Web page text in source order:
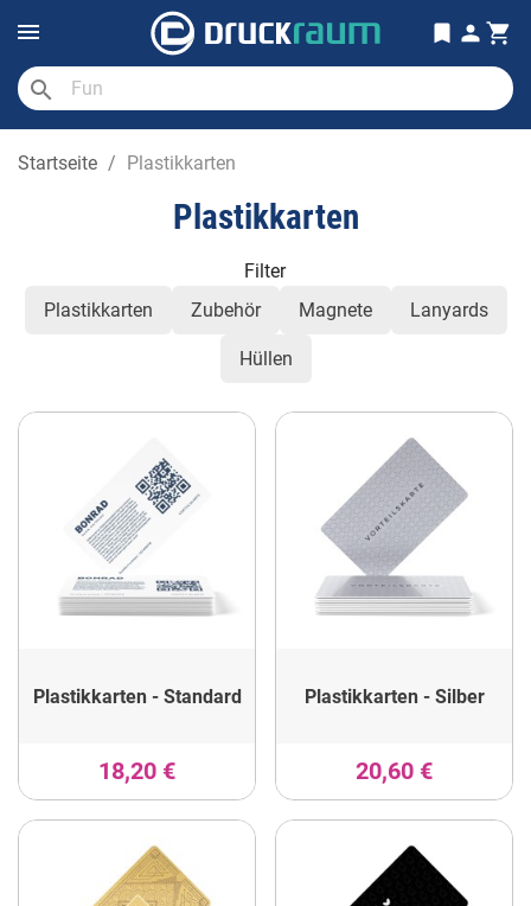
search
Startseite Plastikkarten
Plastikkarten
Filter
Plastikkarten
Zubehör Magnete Lanyards
Hüllen
Plastikkarten - Standard
18,20 €
Plastikkarten - Silber
20,60 €